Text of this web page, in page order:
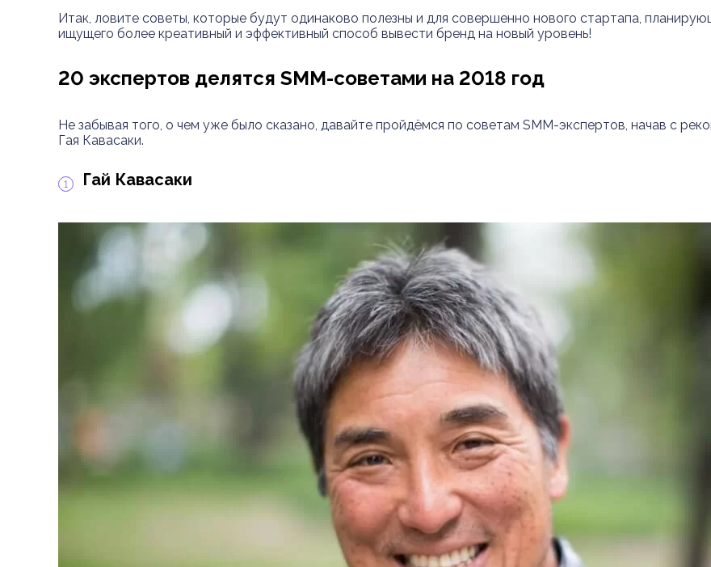
Итак, ловите советы, которые будут одинаково полезны и для совершенно нового стартапа,
ищущего более креативный и эффективный способ вывести бренд на новый уровень!
20 экспертов делятся SMM-советами на 2018 год
Не забывая того, о чем уже было сказано, давайте пройдёмся по советам SMM-экспертов, начав с
Гая Кавасаки.
Гай Кавасаки